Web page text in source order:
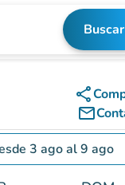
Buscar
share
mail_outline
3 agoal9 ago
calendario para